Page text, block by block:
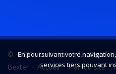
© 2021 Commune du Rayol-
Bexter - Accueil- Plan du site-
En poursuivant votre
services tiers pouvant